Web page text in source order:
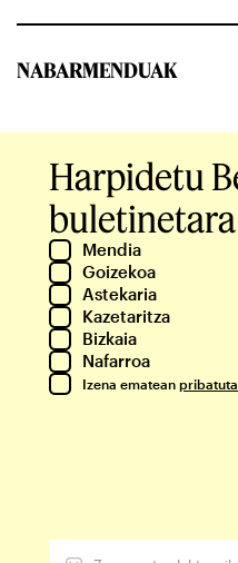
NABARMENDUAK
Harpidetu
buletinetara
Mendia
Goizekoa
Astekaria
Kazetaritza
Bizkaia
Nafarroa
Izena ematean